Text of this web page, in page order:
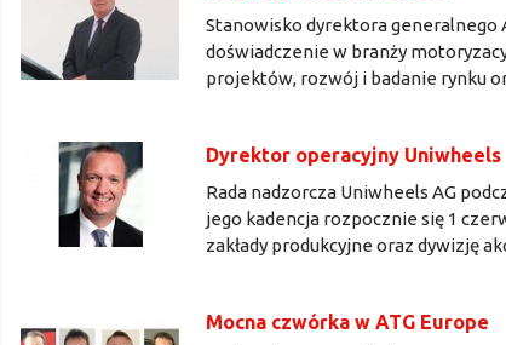
Stanowisko dyrektora generalnego
doświadczenie w branży
projektów, rozwój i badanie rynku
Dyrektor operacyjny Uniwheels
Rada nadzorcza Uniwheels AG
jego kadencja rozpocznie się 1
zakłady produkcyjne oraz dywizję
Mocna czwórka w ATG Europe